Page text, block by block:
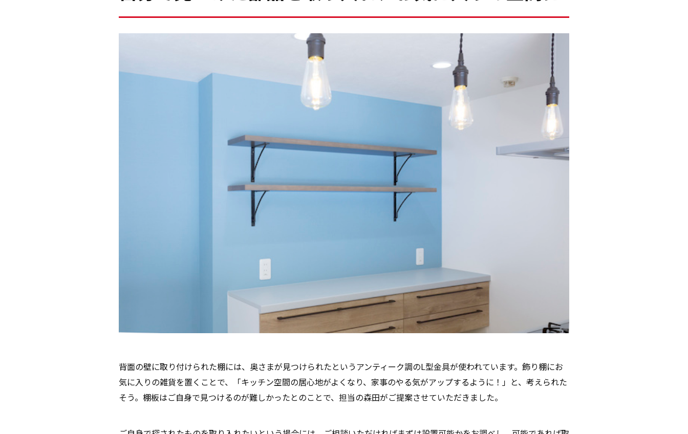
背面の壁に取り付けられた棚には、奥さまが見つけられたというアンティーク調のL型金具が使われています。飾り棚にお
気に入りの雑貨を置くことで、「キッチン空間の居心地がよくなり、家事のやる気がアップするように！」と、考えられた
そう。棚板はご自身で見つけるのが難しかったとのことで、担当の森田がご提案させていただきました。